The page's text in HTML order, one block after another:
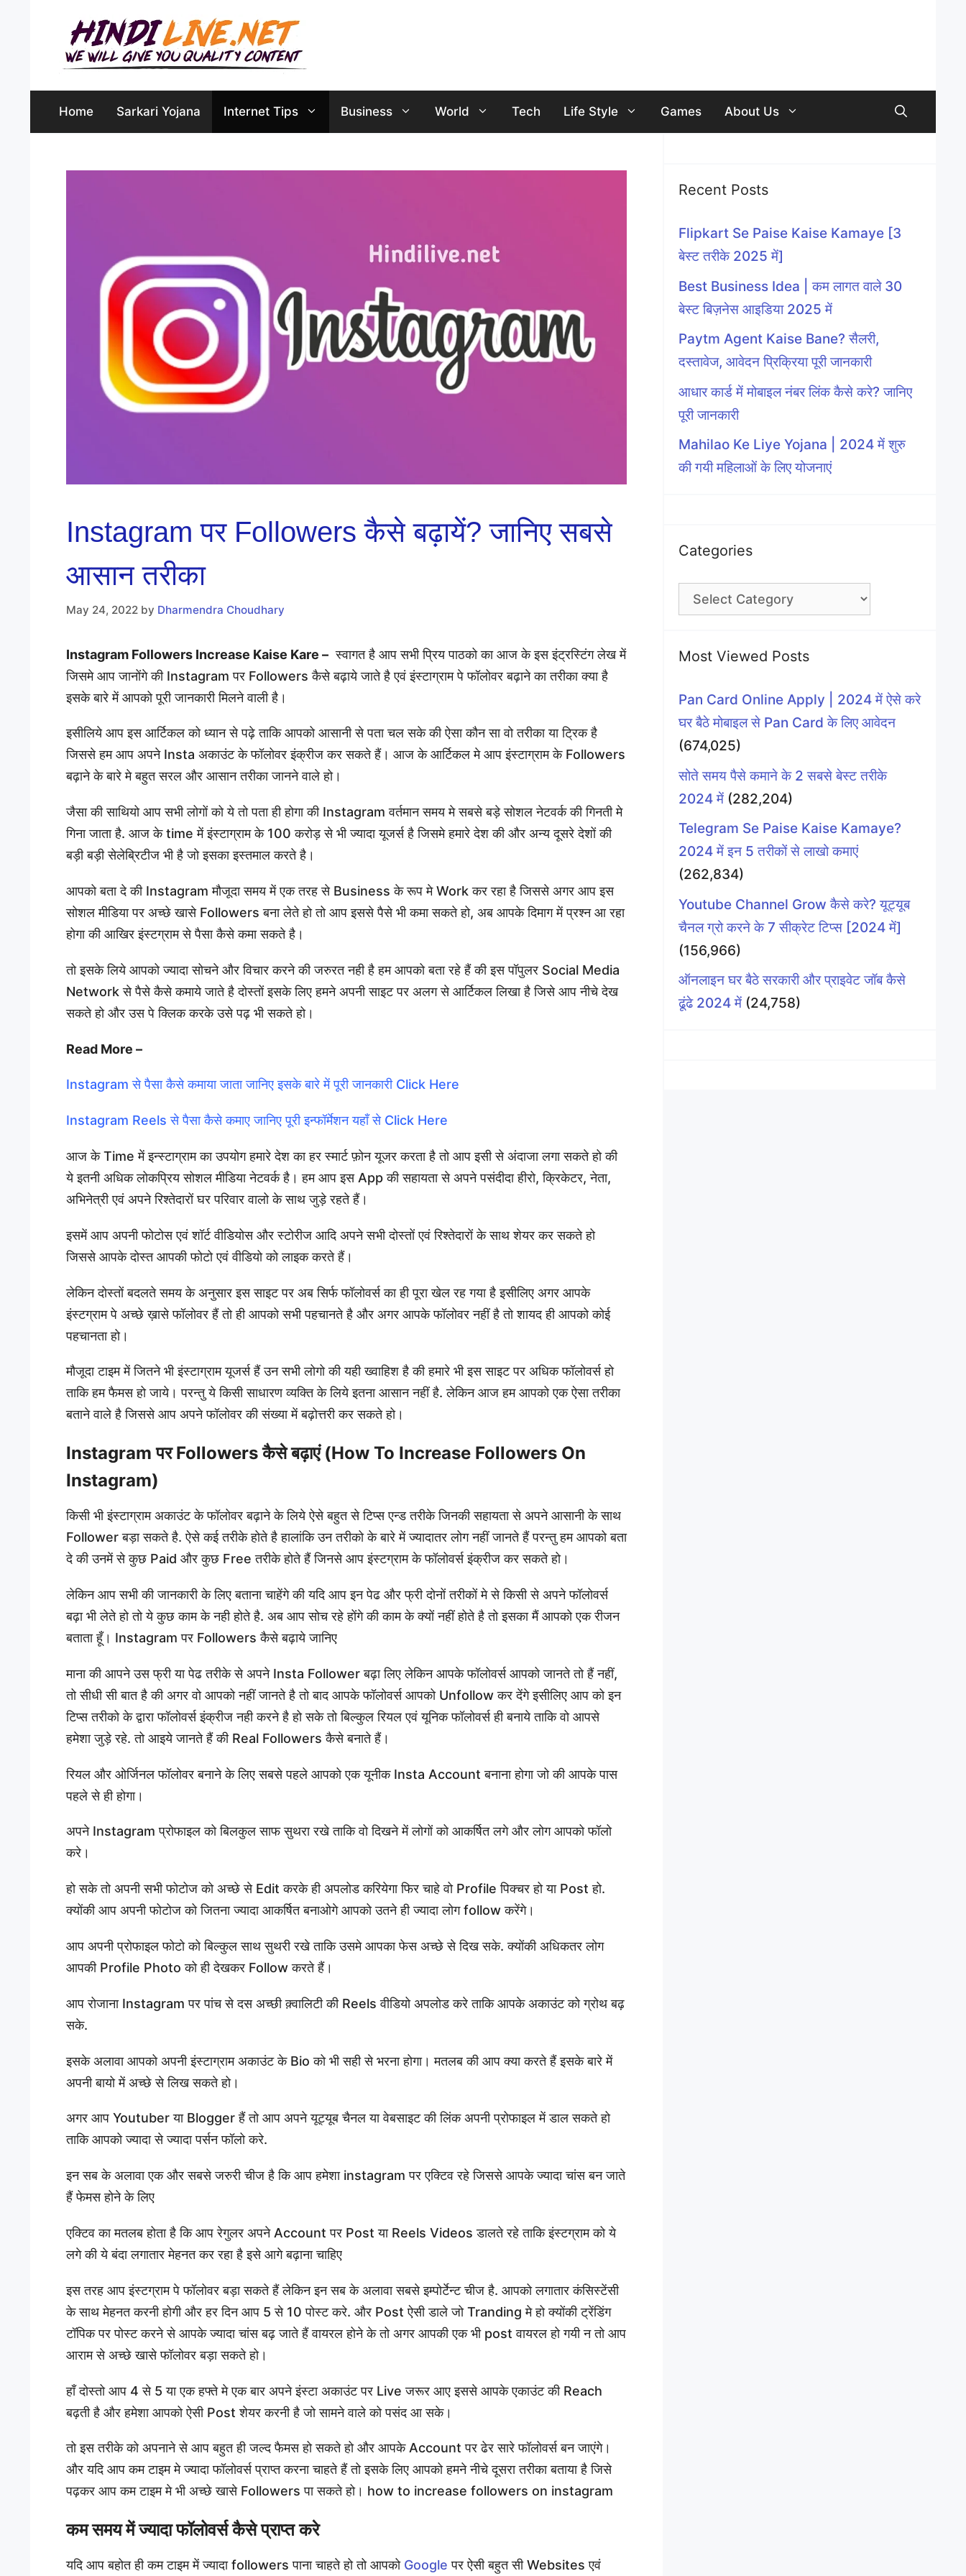
Home Sarkari Yojana Internet Tips Business World Tech Life Style Games About Us
Instagram पर Followers कैसे बढ़ायें? जानिए सबसे
आसान तरीका
May 24, 2022 by Dharmendra Choudhary
Instagram Followers Increase Kaise Kare – स्वागत है आप सभी प्रिय पाठको का आज के इस इंट्रस्टिंग लेख में
जिसमे आप जानोंगे की Instagram पर Followers कैसे बढ़ाये जाते है एवं इंस्टाग्राम पे फॉलोवर बढ़ाने का तरीका क्या है
इसके बारे में आपको पूरी जानकारी मिलने वाली है।
इसीलिये आप इस आर्टिकल को ध्यान से पढ़े ताकि आपको आसानी से पता चल सके की ऐसा कौन सा वो तरीका या ट्रिक है
जिससे हम आप अपने Insta अकाउंट के फॉलोवर इंक्रीज कर सकते हैं। आज के आर्टिकल मे आप इंस्टाग्राम के Followers
बढ़ाने के बारे मे बहुत सरल और आसान तरीका जानने वाले हो।
जैसा की साथियो आप सभी लोगों को ये तो पता ही होगा की Instagram वर्तमान समय मे सबसे बड़े सोशल नेटवर्क की गिनती मे
गिना जाता है. आज के time में इंस्टाग्राम के 100 करोड़ से भी ज्यादा यूजर्स है जिसमे हमारे देश की और अन्य दूसरे देशों की
बड़ी बड़ी सेलेब्रिटीज भी है जो इसका इस्तमाल करते है।
आपको बता दे की Instagram मौजूदा समय में एक तरह से Business के रूप मे Work कर रहा है जिससे अगर आप इस
सोशल मीडिया पर अच्छे खासे Followers बना लेते हो तो आप इससे पैसे भी कमा सकते हो, अब आपके दिमाग में प्रश्न आ रहा
होगा की आखिर इंस्टग्राम से पैसा कैसे कमा सकते है।
तो इसके लिये आपको ज्यादा सोचने और विचार करने की जरुरत नही है हम आपको बता रहे हैं की इस पॉपुलर Social Media
Network से पैसे कैसे कमाये जाते है दोस्तों इसके लिए हमने अपनी साइट पर अलग से आर्टिकल लिखा है जिसे आप नीचे देख
सकते हो और उस पे क्लिक करके उसे पढ़ भी सकते हो।
Read More –
Instagram से पैसा कैसे कमाया जाता जानिए इसके बारे में पूरी जानकारी Click Here
Instagram Reels से पैसा कैसे कमाए जानिए पूरी इन्फॉर्मेशन यहाँ से Click Here
आज के Time में इन्स्टाग्राम का उपयोग हमारे देश का हर स्मार्ट फ़ोन यूजर करता है तो आप इसी से अंदाजा लगा सकते हो की
ये इतनी अधिक लोकप्रिय सोशल मीडिया नेटवर्क है। हम आप इस App की सहायता से अपने पसंदीदा हीरो, क्रिकेटर, नेता,
अभिनेत्री एवं अपने रिश्तेदारों घर परिवार वालो के साथ जुड़े रहते हैं।
इसमें आप अपनी फोटोस एवं शॉर्ट वीडियोस और स्टोरीज आदि अपने सभी दोस्तों एवं रिश्तेदारों के साथ शेयर कर सकते हो
जिससे आपके दोस्त आपकी फोटो एवं वीडियो को लाइक करते हैं।
लेकिन दोस्तों बदलते समय के अनुसार इस साइट पर अब सिर्फ फॉलोवर्स का ही पूरा खेल रह गया है इसीलिए अगर आपके
इंस्टग्राम पे अच्छे ख़ासे फॉलोवर हैं तो ही आपको सभी पहचानते है और अगर आपके फॉलोवर नहीं है तो शायद ही आपको कोई
पहचानता हो।
मौजूदा टाइम में जितने भी इंस्टाग्राम यूजर्स हैं उन सभी लोगो की यही ख्वाहिश है की हमारे भी इस साइट पर अधिक फॉलोवर्स हो
ताकि हम फैमस हो जाये। परन्तु ये किसी साधारण व्यक्ति के लिये इतना आसान नहीं है. लेकिन आज हम आपको एक ऐसा तरीका
बताने वाले है जिससे आप अपने फॉलोवर की संख्या में बढ़ोत्तरी कर सकते हो।
Instagram पर Followers कैसे बढ़ाएं (how To Increase Followers On
Instagram)
किसी भी इंस्टाग्राम अकाउंट के फॉलोवर बढ़ाने के लिये ऐसे बहुत से टिप्स एन्ड तरीके जिनकी सहायता से अपने आसानी के साथ
Follower बड़ा सकते है. ऐसे कई तरीके होते है हालांकि उन तरीको के बारे में ज्यादातर लोग नहीं जानते हैं परन्तु हम आपको बता
दे की उनमें से कुछ Paid और कुछ Free तरीके होते हैं जिनसे आप इंस्टग्राम के फॉलोवर्स इंक्रीज कर सकते हो।
लेकिन आप सभी की जानकारी के लिए बताना चाहेंगे की यदि आप इन पेढ और फ्री दोनों तरीकों मे से किसी से अपने फॉलोवर्स
बढ़ा भी लेते हो तो ये कुछ काम के नही होते है. अब आप सोच रहे होंगे की काम के क्यों नहीं होते है तो इसका मैं आपको एक रीजन
बताता हूँ। Instagram पर Followers कैसे बढ़ाये जानिए
माना की आपने उस फ्री या पेढ तरीके से अपने Insta Follower बढ़ा लिए लेकिन आपके फॉलोवर्स आपको जानते तो हैं नहीं,
तो सीधी सी बात है की अगर वो आपको नहीं जानते है तो बाद आपके फॉलोवर्स आपको Unfollow कर देंगे इसीलिए आप को इन
टिप्स तरीको के द्वारा फॉलोवर्स इंक्रीज नही करने है हो सके तो बिल्कुल रियल एवं यूनिक फॉलोवर्स ही बनाये ताकि वो आपसे
हमेशा जुड़े रहे. तो आइये जानते हैं की Real Followers कैसे बनाते हैं।
रियल और ओर्जिनल फॉलोवर बनाने के लिए सबसे पहले आपको एक यूनीक Insta Account बनाना होगा जो की आपके पास
पहले से ही होगा।
अपने Instagram प्रोफाइल को बिलकुल साफ सुथरा रखे ताकि वो दिखने में लोगों को आकर्षित लगे और लोग आपको फॉलो
करे।
हो सके तो अपनी सभी फोटोज को अच्छे से Edit करके ही अपलोड करियेगा फिर चाहे वो Profile पिक्चर हो या Post हो.
क्योंकी आप अपनी फोटोज को जितना ज्यादा आकर्षित बनाओगे आपको उतने ही ज्यादा लोग follow करेंगे।
आप अपनी प्रोफाइल फोटो को बिल्कुल साथ सुथरी रखे ताकि उसमे आपका फेस अच्छे से दिख सके. क्योंकी अधिकतर लोग
आपकी Profile Photo को ही देखकर Follow करते हैं।
आप रोजाना Instagram पर पांच से दस अच्छी क़्वालिटी की Reels वीडियो अपलोड करे ताकि आपके अकाउंट को ग्रोथ बढ़
सके.
इसके अलावा आपको अपनी इंस्टाग्राम अकाउंट के Bio को भी सही से भरना होगा। मतलब की आप क्या करते हैं इसके बारे में
अपनी बायो में अच्छे से लिख सकते हो।
अगर आप Youtuber या Blogger हैं तो आप अपने यूट्यूब चैनल या वेबसाइट की लिंक अपनी प्रोफाइल में डाल सकते हो
ताकि आपको ज्यादा से ज्यादा पर्सन फॉलो करे.
इन सब के अलावा एक और सबसे जरुरी चीज है कि आप हमेशा instagram पर एक्टिव रहे जिससे आपके ज्यादा चांस बन जाते
हैं फेमस होने के लिए
एक्टिव का मतलब होता है कि आप रेगुलर अपने Account पर Post या Reels Videos डालते रहे ताकि इंस्टग्राम को ये
लगे की ये बंदा लगातार मेहनत कर रहा है इसे आगे बढ़ाना चाहिए
इस तरह आप इंस्टग्राम पे फॉलोवर बड़ा सकते हैं लेकिन इन सब के अलावा सबसे इम्पोर्टेन्ट चीज है. आपको लगातार कंसिस्टेंसी
के साथ मेहनत करनी होगी और हर दिन आप 5 से 10 पोस्ट करे. और Post ऐसी डाले जो Tranding मे हो क्योंकी ट्रेंडिंग
टॉपिक पर पोस्ट करने से आपके ज्यादा चांस बढ़ जाते हैं वायरल होने के तो अगर आपकी एक भी post वायरल हो गयी न तो आप
आराम से अच्छे खासे फॉलोवर बड़ा सकते हो।
हाँ दोस्तो आप 4 से 5 या एक हफ्ते मे एक बार अपने इंस्टा अकाउंट पर Live जरूर आए इससे आपके एकाउंट की Reach
बढ़ती है और हमेशा आपको ऐसी Post शेयर करनी है जो सामने वाले को पसंद आ सके।
तो इस तरीके को अपनाने से आप बहुत ही जल्द फैमस हो सकते हो और आपके Account पर ढेर सारे फॉलोवर्स बन जाएंगे।
और यदि आप कम टाइम मे ज्यादा फॉलोवर्स प्राप्त करना चाहते हैं तो इसके लिए आपको हमने नीचे दूसरा तरीका बताया है जिसे
पढ़कर आप कम टाइम मे भी अच्छे खासे Followers पा सकते हो। how to increase followers on instagram
कम समय में ज्यादा फॉलोवर्स कैसे प्राप्त करे
यदि आप बहोत ही कम टाइम में ज्यादा followers पाना चाहते हो तो आपको Google पर ऐसी बहुत सी Websites एवं
Recent Posts
Flipkart Se Paise Kaise Kamaye [3
बेस्ट तरीके 2025 में]
Best Business Idea | कम लागत वाले 30
बेस्ट बिज़नेस आइडिया 2025 में
Paytm Agent Kaise Bane? सैलरी,
दस्तावेज, आवेदन प्रिक्रिया पूरी जानकारी
आधार कार्ड में मोबाइल नंबर लिंक कैसे करे? जानिए
पूरी जानकारी
Mahilao Ke Liye Yojana | 2024 में शुरु
की गयी महिलाओं के लिए योजनाएं
Categories
Categories
Most Viewed Posts
Pan Card Online Apply | 2024 में ऐसे करे
घर बैठे मोबाइल से Pan Card के लिए आवेदन
(674,025)
सोते समय पैसे कमाने के 2 सबसे बेस्ट तरीके
2024 में (282,204)
Telegram Se Paise Kaise Kamaye?
2024 में इन 5 तरीकों से लाखो कमाएं
(262,834)
Youtube Channel Grow कैसे करे? यूट्यूब
चैनल ग्रो करने के 7 सीक्रेट टिप्स [2024 में]
(156,966)
ऑनलाइन घर बैठे सरकारी और प्राइवेट जॉब कैसे
ढूंढे 2024 में (24,758)